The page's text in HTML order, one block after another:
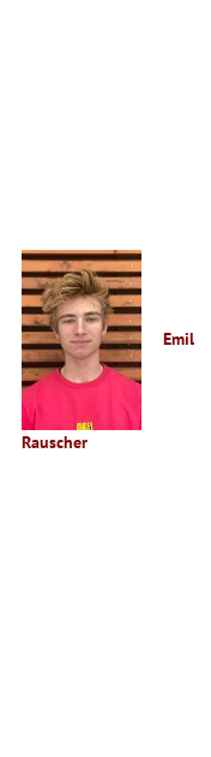
Emil
Rauscher